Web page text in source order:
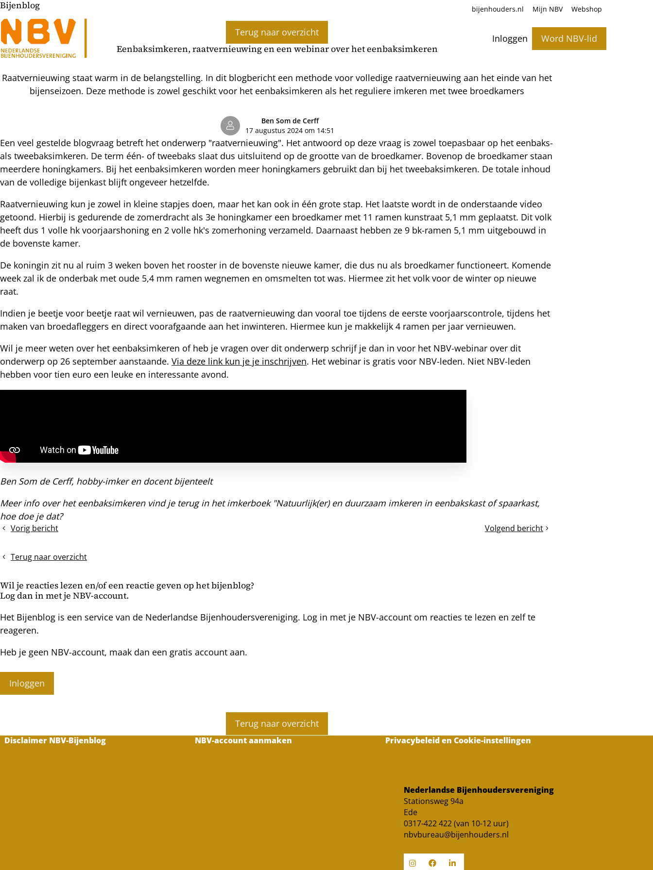
Inloggen Word NBV-lid
bijenhouders.nl Mijn NBV Webshop
Bijenblog
Terug naar overzicht
Eenbaksimkeren, raatvernieuwing en een webinar over het eenbaksimkeren
Raatvernieuwing staat warm in de belangstelling. In dit blogbericht een methode voor volledige raatvernieuwing aan het einde van het
bijenseizoen. Deze methode is zowel geschikt voor het eenbaksimkeren als het reguliere imkeren met twee broedkamers
Ben Som de Cerff
17 augustus 2024 om 14:51
Een veel gestelde blogvraag betreft het onderwerp "raatvernieuwing". Het antwoord op deze vraag is zowel toepasbaar op het eenbaks-
als tweebaksimkeren. De term één- of tweebaks slaat dus uitsluitend op de grootte van de broedkamer. Bovenop de broedkamer staan
meerdere honingkamers. Bij het eenbaksimkeren worden meer honingkamers gebruikt dan bij het tweebaksimkeren. De totale inhoud
van de volledige bijenkast blijft ongeveer hetzelfde.
Raatvernieuwing kun je zowel in kleine stapjes doen, maar het kan ook in één grote stap. Het laatste wordt in de onderstaande video
getoond. Hierbij is gedurende de zomerdracht als 3e honingkamer een broedkamer met 11 ramen kunstraat 5,1 mm geplaatst. Dit volk
heeft dus 1 volle hk voorjaarshoning en 2 volle hk's zomerhoning verzameld. Daarnaast hebben ze 9 bk-ramen 5,1 mm uitgebouwd in
de bovenste kamer.
De koningin zit nu al ruim 3 weken boven het rooster in de bovenste nieuwe kamer, die dus nu als broedkamer functioneert. Komende
week zal ik de onderbak met oude 5,4 mm ramen wegnemen en omsmelten tot was. Hiermee zit het volk voor de winter op nieuwe
raat.
Indien je beetje voor beetje raat wil vernieuwen, pas de raatvernieuwing dan vooral toe tijdens de eerste voorjaarscontrole, tijdens het
maken van broedafleggers en direct voorafgaande aan het inwinteren. Hiermee kun je makkelijk 4 ramen per jaar vernieuwen.
Wil je meer weten over het eenbaksimkeren of heb je vragen over dit onderwerp schrijf je dan in voor het NBV-webinar over dit
onderwerp op 26 september aanstaande. Via deze link kun je je inschrijven. Het webinar is gratis voor NBV-leden. Niet NBV-leden
hebben voor tien euro een leuke en interessante avond.
Ben Som de Cerff, hobby-imker en docent bijenteelt
Meer info over het eenbaksimkeren vind je terug in het imkerboek "Natuurlijk(er) en duurzaam imkeren in eenbakskast of spaarkast,
hoe doe je dat?
Vorig bericht
Gaatjes
het
Volgend bericht
Van
APK-
Terug naar overzicht
Wil je reacties lezen en/of een reactie geven op het bijenblog?
Log dan in met je NBV-account.
Het Bijenblog is een service van de Nederlandse Bijenhoudersvereniging. Log in met je NBV-account om reacties te lezen en zelf te
reageren.
Heb je geen NBV-account, maak dan een gratis account aan.
Inloggen
Terug naar overzicht
Disclaimer NBV-Bijenblog NBV-account aanmaken Privacybeleid en Cookie-instellingen
Nederlandse Bijenhoudersvereniging
Stationsweg 94a
Ede
0317-422 422 (van 10-12 uur)
nbvbureau@bijenhouders.nl